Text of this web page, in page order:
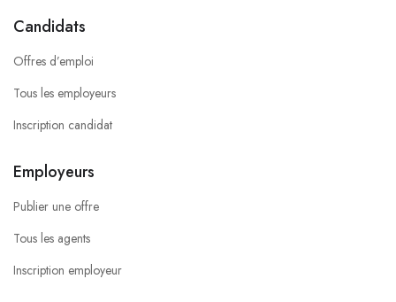
Candidats
Offres d’emploi
Tous les employeurs
Inscription candidat
Employeurs
Publier une offre
Tous les agents
Inscription employeur